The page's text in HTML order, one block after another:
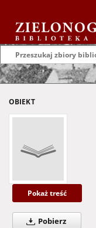
OBIEKT
Pokaż treść
Pobierz